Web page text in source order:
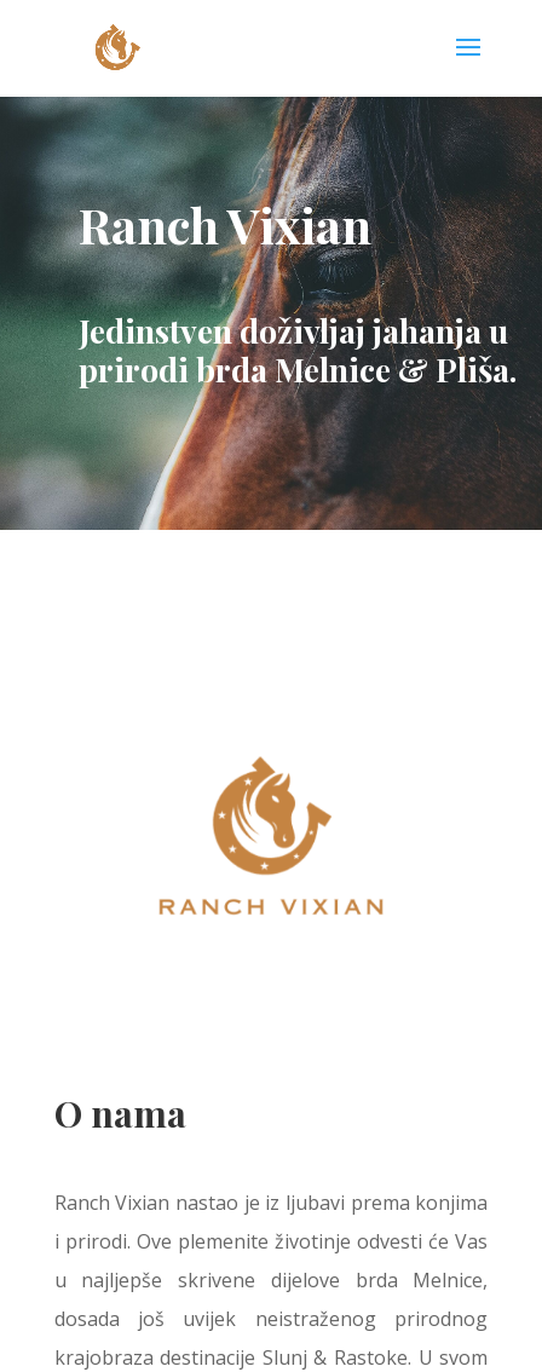
Ranch Vixian
Jedinstven doživljaj jahanja u
prirodi brda Melnice & Pliša.
O nama
Ranch Vixian nastao je iz ljubavi prema konjima
i prirodi. Ove plemenite životinje odvesti će Vas
u najljepše skrivene dijelove brda Melnice,
dosada još uvijek neistraženog prirodnog
krajobraza destinacije Slunj & Rastoke. U svom